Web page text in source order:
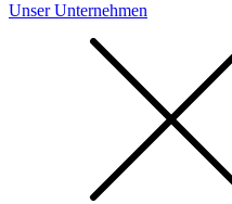
Unser Unternehmen